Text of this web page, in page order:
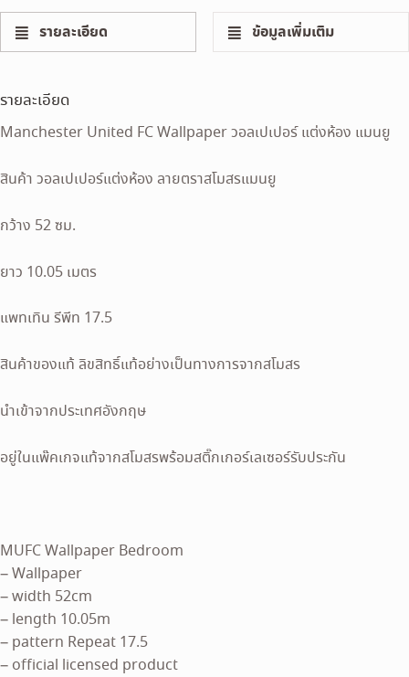
รายละเอียด ข้อมูลเพิ่มเติม
รายละเอียด
Manchester United FC Wallpaper วอลเปเปอร์ แต่งห้อง แมนยู
สินค้า วอลเปเปอร์แต่งห้อง ลายตราสโมสรแมนยู
กว้าง 52 ซม.
ยาว 10.05 เมตร
แพทเทิน รีพีท 17.5
สินค้าของแท้ ลิขสิทธิ์แท้อย่างเป็นทางการจากสโมสร
นำเข้าจากประเทศอังกฤษ
อยู่ในแพ๊คเกจแท้จากสโมสรพร้อมสติ๊กเกอร์เลเซอร์รับประกัน
MUFC Wallpaper Bedroom
– Wallpaper
– width 52cm
– length 10.05m
– pattern Repeat 17.5
– official licensed product